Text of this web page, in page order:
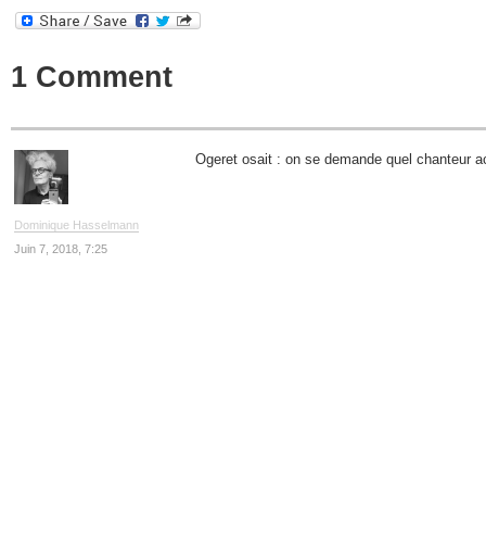
1 Comment
Dominique Hasselmann
Juin 7, 2018, 7:25
Ogeret osait : on se demande quel chanteur